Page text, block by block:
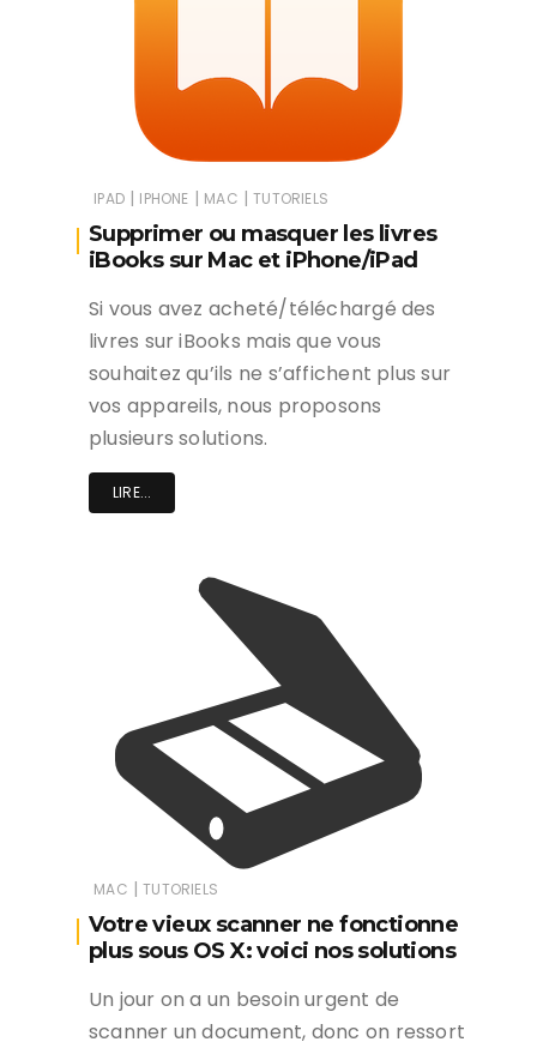
IPAD | IPHONE | MAC | TUTORIELS
Supprimer ou masquer les livres
iBooks sur Mac et iPhone/iPad
Si vous avez acheté/téléchargé des
livres sur iBooks mais que vous
souhaitez qu’ils ne s’affichent plus sur
vos appareils, nous proposons
plusieurs solutions.
LIRE...
MAC | TUTORIELS
Votre vieux scanner ne fonctionne
plus sous OS X: voici nos solutions
Un jour on a un besoin urgent de
scanner un document, donc on ressort